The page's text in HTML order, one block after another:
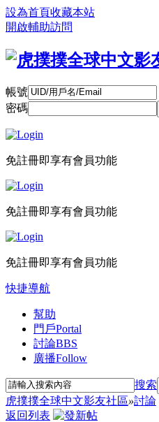
設為首頁收藏本站
開啟輔助訪問
帳號
密碼
免註冊即享有會員功能
免註冊即享有會員功能
免註冊即享有會員功能
快捷導航
幫助
門戶Portal
討論BBS
廣播Follow
搜索
虎撲撲全球中文影友社區»討論
返回列表